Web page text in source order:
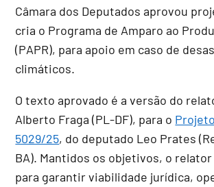
Câmara dos Deputados aprovou
cria o Programa de Amparo ao
(PAPR), para apoio em caso de
climáticos.
O texto aprovado é a versão do
Alberto Fraga (PL-DF), para o
5029/25, do deputado Leo Prates
BA). Mantidos os objetivos, o
para garantir viabilidade jurídica,